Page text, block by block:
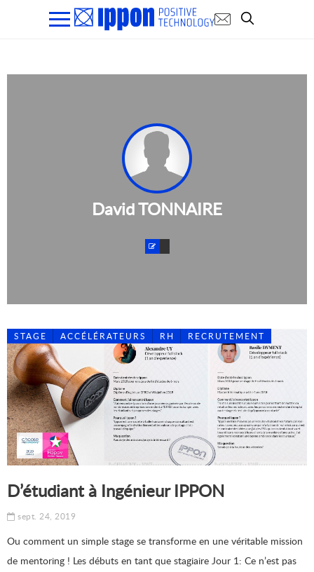
David TONNAIRE
STAGE ACCÉLÉRATEURS RH RECRUTEMENT
D’étudiant à Ingénieur IPPON
sept. 24, 2019
Ou comment un simple stage se transforme en une véritable mission
de mentoring ! Les débuts en tant que stagiaire Jour 1: Ce n’est pas